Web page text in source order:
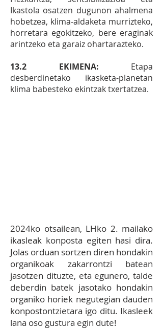
Ikastola osatzen dugunon ahalmena
hobetzea, klima‐aldaketa murrizteko,
horretara egokitzeko, bere eraginak
arintzeko eta garaiz ohartarazteko.
13.2 EKIMENA: Etapa
desberdinetako ikasketa-planetan
klima babesteko ekintzak txertatzea.
2024ko otsailean, LHko 2. mailako
ikasleak konposta egiten hasi dira.
Jolas orduan sortzen diren hondakin
organikoak zakarrontzi batean
jasotzen dituzte, eta egunero, talde
deberdin batek jasotako hondakin
organiko horiek negutegian dauden
konpostontzietara igo ditu. Ikasleek
lana oso gustura egin dute!